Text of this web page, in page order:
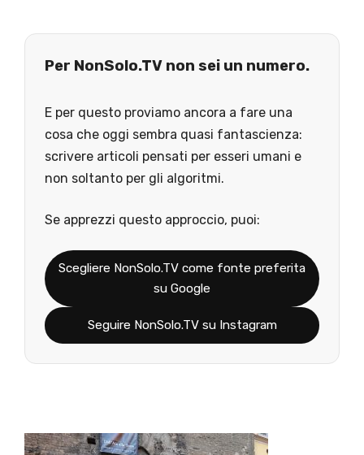
Per NonSolo.TV non sei un numero.
E per questo proviamo ancora a fare una
cosa che oggi sembra quasi fantascienza:
scrivere articoli pensati per esseri umani e
non soltanto per gli algoritmi.
Se apprezzi questo approccio, puoi:
Scegliere NonSolo.TV come fonte preferita
su Google
Seguire NonSolo.TV su Instagram